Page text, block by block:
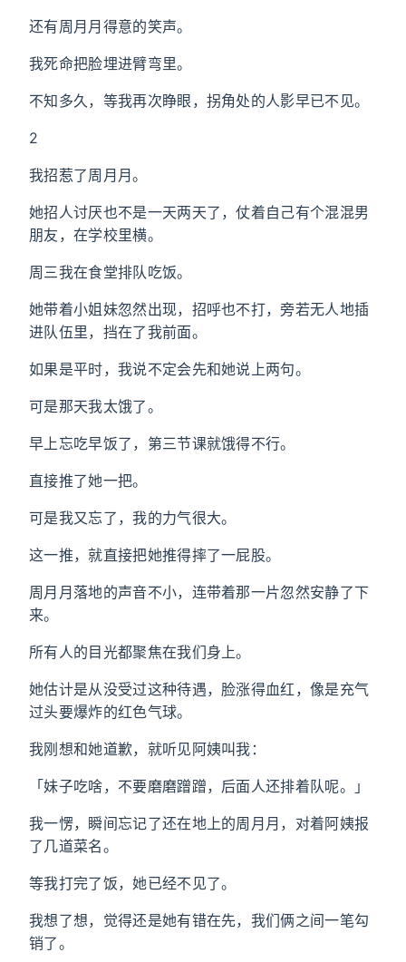
还有周月月得意的笑声。
我死命把脸埋进臂弯里。
不知多久，等我再次睁眼，拐角处的人影早已不见。
2
我招惹了周月月。
她招人讨厌也不是一天两天了，仗着自己有个混混男
朋友，在学校里横。
周三我在食堂排队吃饭。
她带着小姐妹忽然出现，招呼也不打，旁若无人地插
进队伍里，挡在了我前面。
如果是平时，我说不定会先和她说上两句。
可是那天我太饿了。
早上忘吃早饭了，第三节课就饿得不行。
直接推了她一把。
可是我又忘了，我的力气很大。
这一推，就直接把她推得摔了一屁股。
周月月落地的声音不小，连带着那一片忽然安静了下
来。
所有人的目光都聚焦在我们身上。
她估计是从没受过这种待遇，脸涨得血红，像是充气
过头要爆炸的红色气球。
我刚想和她道歉，就听见阿姨叫我：
「妹子吃啥，不要磨磨蹭蹭，后面人还排着队呢。」
我一愣，瞬间忘记了还在地上的周月月，对着阿姨报
了几道菜名。
等我打完了饭，她已经不见了。
我想了想，觉得还是她有错在先，我们俩之间一笔勾
销了。